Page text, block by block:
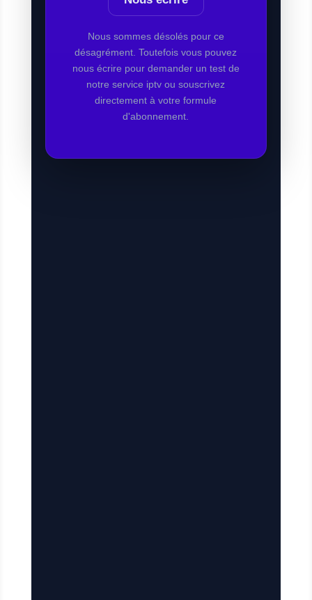
Nous sommes désolés pour ce
désagrément. Toutefois vous pouvez
nous écrire pour demander un test de
notre service iptv ou souscrivez
directement à votre formule
d'abonnement.